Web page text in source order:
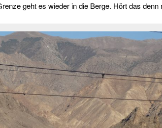
geht es wieder in die Berge. Hört das denn